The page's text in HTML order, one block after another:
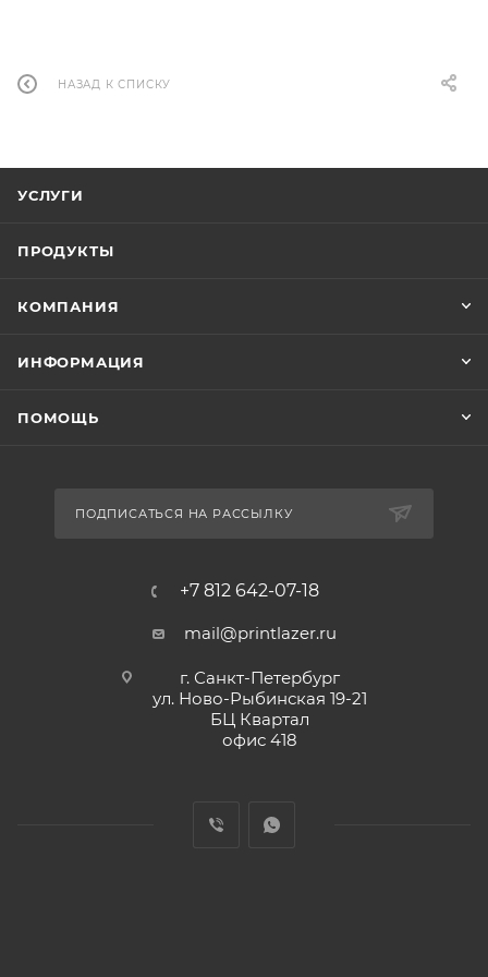
НАЗАД К СПИСКУ
УСЛУГИ
ПРОДУКТЫ
КОМПАНИЯ
ИНФОРМАЦИЯ
ПОМОЩЬ
ПОДПИСАТЬСЯ НА РАССЫЛКУ
+7 812 642-07-18
mail@printlazer.ru
г. Санкт-Петербург
ул. Ново-Рыбинская 19-21
БЦ Квартал
офис 418